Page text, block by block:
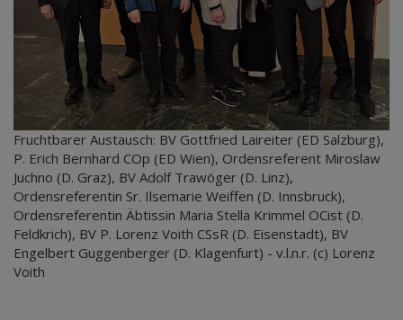
Fruchtbarer Austausch: BV Gottfried Laireiter (ED Salzburg),
P. Erich Bernhard COp (ED Wien), Ordensreferent Miroslaw
Juchno (D. Graz), BV Adolf Trawöger (D. Linz),
Ordensreferentin Sr. Ilsemarie Weiffen (D. Innsbruck),
Ordensreferentin Äbtissin Maria Stella Krimmel OCist (D.
Feldkrich), BV P. Lorenz Voith CSsR (D. Eisenstadt), BV
Engelbert Guggenberger (D. Klagenfurt) - v.l.n.r. (c) Lorenz
Voith